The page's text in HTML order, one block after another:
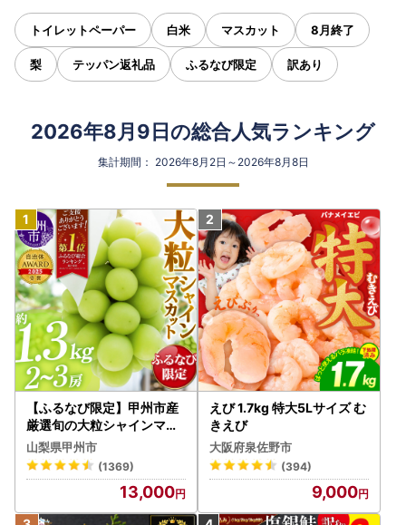
トイレットペーパー 白米 マスカット 8月終了
梨 テッパン返礼品 ふるなび限定 訳あり
2026年8月9日の総合人気ランキング
集計期間： 2026年8月2日～2026年8月8日
【ふるなび限定】甲州市産
厳選旬の大粒シャインマス
カット 約1.3kg 2～3房【2
026年発送】（MG）B12-
472 FN-Limited-VO シャ
インマスカット フルーツ
山梨県甲州市
(1369)
13,000
えび 1.7kg 特大5Lサイズ む
きえび
大阪府泉佐野市
(394)
9,000